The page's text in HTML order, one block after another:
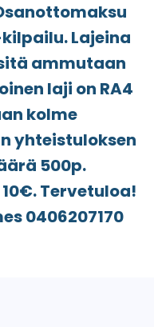
Lajeina
ammutaan
laji on RA4
kolme
yhteistuloksen
500p.
Tervetuloa!
0406207170